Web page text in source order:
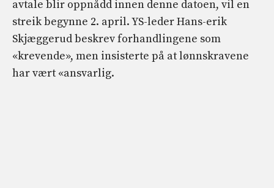
avtale blir oppnådd innen denne datoen, vil en
streik begynne 2. april. YS-leder Hans-erik
Skjæggerud beskrev forhandlingene som
«krevende», men insisterte på at lønnskravene
har vært «ansvarlig.